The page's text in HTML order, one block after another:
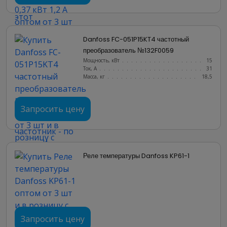
Danfoss FC-051P15KT4 частотный
преобразователь №132F0059
Мощность, кВт
15
Ток, А
31
Масса, кг
18,5
Запросить цену
Реле температуры Danfoss KP61-1
Запросить цену